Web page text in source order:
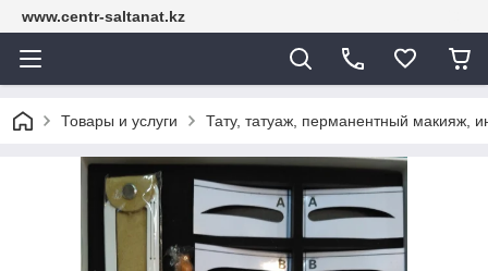
www.centr-saltanat.kz
Товары и услуги Тату, татуаж, перманентный макияж,